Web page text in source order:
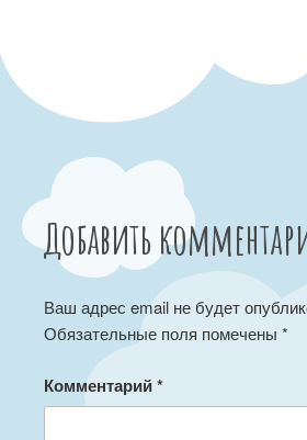
Добавить
Ваш адрес email не будет
Обязательные поля помечены *
Комментарий*